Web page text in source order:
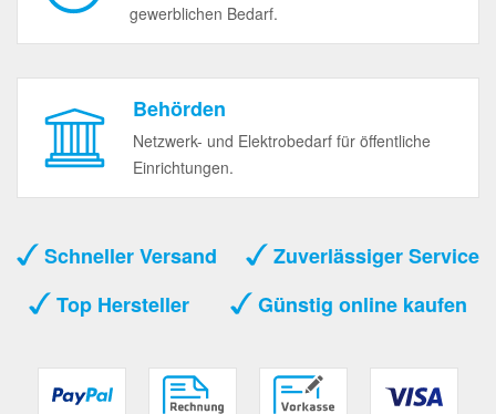
gewerblichen Bedarf.
Behörden
Netzwerk- und Elektrobedarf für öffentliche
Einrichtungen.
Schneller Versand
Zuverlässiger Service
Top Hersteller
Günstig online kaufen